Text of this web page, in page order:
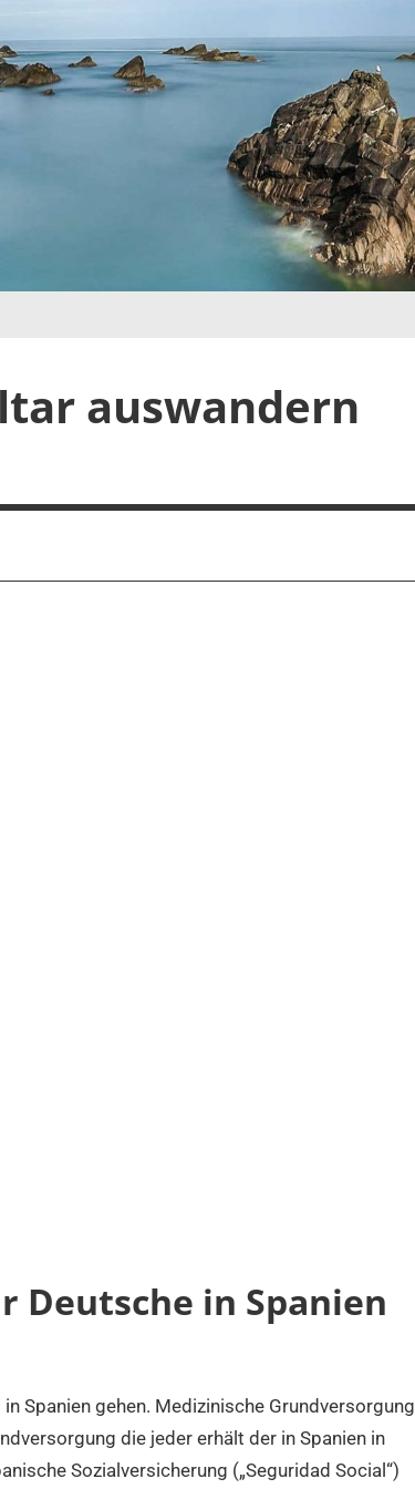
auswandern
Deutsche in Spanien
Spanien gehen. Medizinische Grundversorgung
die jeder erhält der in Spanien in
Sozialversicherung („Seguridad Social“)